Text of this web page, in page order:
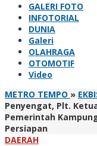
GALERI FOTO
INFOTORIAL
DUNIA
Galeri
OLAHRAGA
OTOMOTIF
Video
METRO TEMPO »
Penyengat, Plt.
Pemerintah
Persiapan
DAERAH